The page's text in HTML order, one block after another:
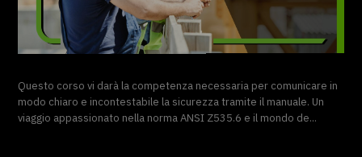
Questo corso vi darà la competenza necessaria per comunicare in
modo chiaro e incontestabile la sicurezza tramite il manuale. Un
viaggio appassionato nella norma ANSI Z535.6 e il mondo de...